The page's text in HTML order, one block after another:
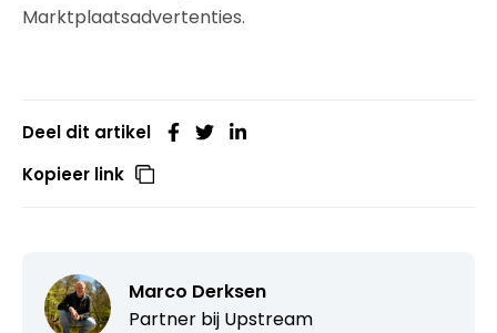
Marktplaatsadvertenties.
Deel dit artikel
Kopieer link
Marco Derksen
Partner bij Upstream